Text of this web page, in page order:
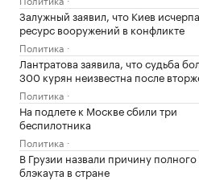
Залужный заявил, что Киев
ресурс вооружений в конфликте
Политика
Лантратова заявила, что судьба
300 курян неизвестна после
Политика
На подлете к Москве сбили три
беспилотника
Политика
В Грузии назвали причину полного
блэкаута в стране